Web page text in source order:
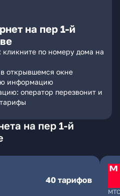
на пер 1-й
по номеру дома на
открывшемся окне
информацию
оператор перезвонит и
на пер 1-й
40 тарифов
МТС